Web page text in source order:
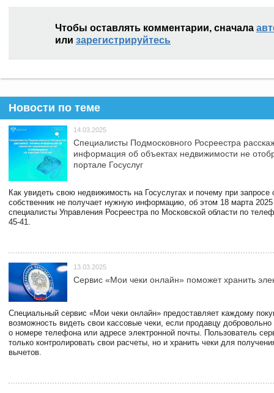
Чтобы оставлять комментарии, сначала
или зарегистрируйтесь
Новости по теме
14.03.2025
Специалисты Подмосковного Росреестра
информация об объектах недвижимости не
портале Госуслуг
Как увидеть свою недвижимость на Госуслугах и почему при запросе
собственник не получает нужную информацию, об этом 18 марта 2025
специалисты Управления Росреестра по Московской области по
45-41.
13.03.2025
Сервис «Мои чеки онлайн» поможет хранить
Специальный сервис «Мои чеки онлайн» предоставляет каждому
возможность видеть свои кассовые чеки, если продавцу
о номере телефона или адресе электронной почты. Пользователь
только контролировать свои расчеты, но и хранить чеки для
вычетов.